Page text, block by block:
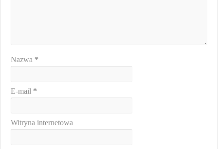
Nazwa *
E-mail *
Witryna internetowa